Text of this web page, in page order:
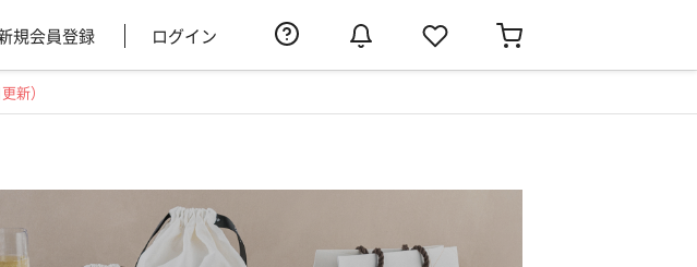
規会員登録 ログイン
新）